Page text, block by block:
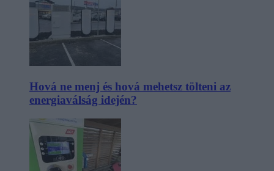
Hová ne menj és hová mehetsz tölteni az
energiaválság idején?